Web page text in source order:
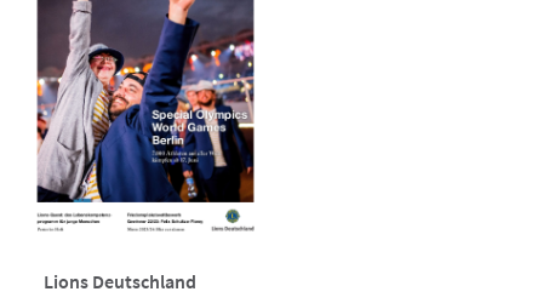
Lions Deutschland